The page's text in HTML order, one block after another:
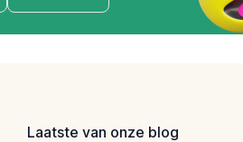
Laatste van onze blog